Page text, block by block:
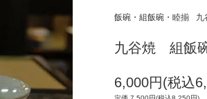
飯碗・組飯碗・睦揃 九
九谷焼 組飯
6,000円(税込